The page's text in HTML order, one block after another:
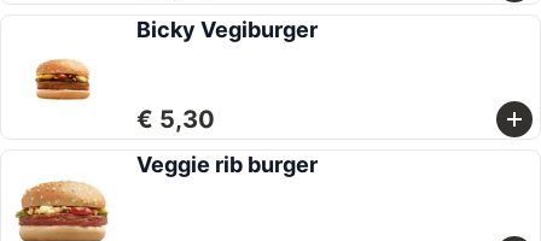
Bicky Vegiburger
€ 5,30
Veggie rib burger